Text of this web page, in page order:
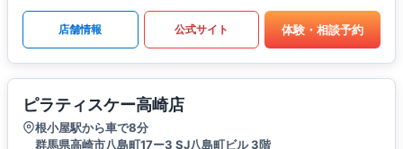
店舗情報 公式サイト 体験・相談予約
ピラティスケー高崎店
根小屋駅から車で8分
群馬県高崎市八島町17ー3 SJ八島町ビル 3階